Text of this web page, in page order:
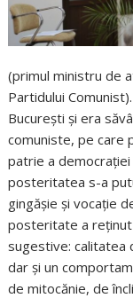
(primul ministru de
Partidului
Bucureşti şi era
comuniste, pe care
patrie a
posteritatea s-a
gingăşie şi vocaţie
posteritate a
sugestive: calitatea
dar şi un
de mitocănie, de